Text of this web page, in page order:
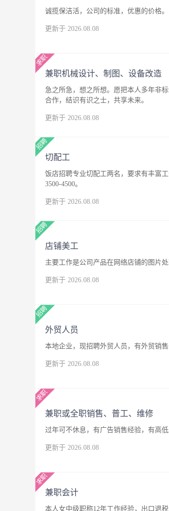
诚揽保洁活，公司的标准，优惠的价格。
更新于 2026.08.08
兼职机械设计、制图、设备改造
急之所急，想之所想。愿把本人多年非
合作，结识有识之士，共享未来。
更新于 2026.08.08
切配工
饭店招聘专业切配工两名，要求有丰富
3500-4500。
更新于 2026.08.08
店铺美工
主要工作是公司产品在网络店铺的图片
更新于 2026.08.08
外贸人员
本地企业，现招聘外贸人员，有外贸销
更新于 2026.08.08
兼职或全职销售、普工、维修
过年可不休息，有广告销售经验，有高
更新于 2026.08.08
兼职会计
本人女中级职称12年工作经验，出口退